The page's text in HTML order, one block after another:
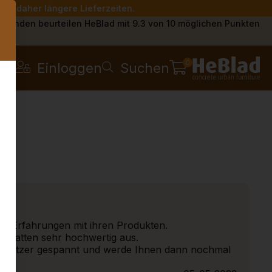
daher längere Lieferzeiten.
Kunden beurteilen HeBlad mit 9.3 von 10 möglichen Punkten
Einloggen Suchen 0
Erfahrungen mit ihren Produkten.
Platten sehr hochwertig aus.
gespannt und werde Ihnen dann nochmal